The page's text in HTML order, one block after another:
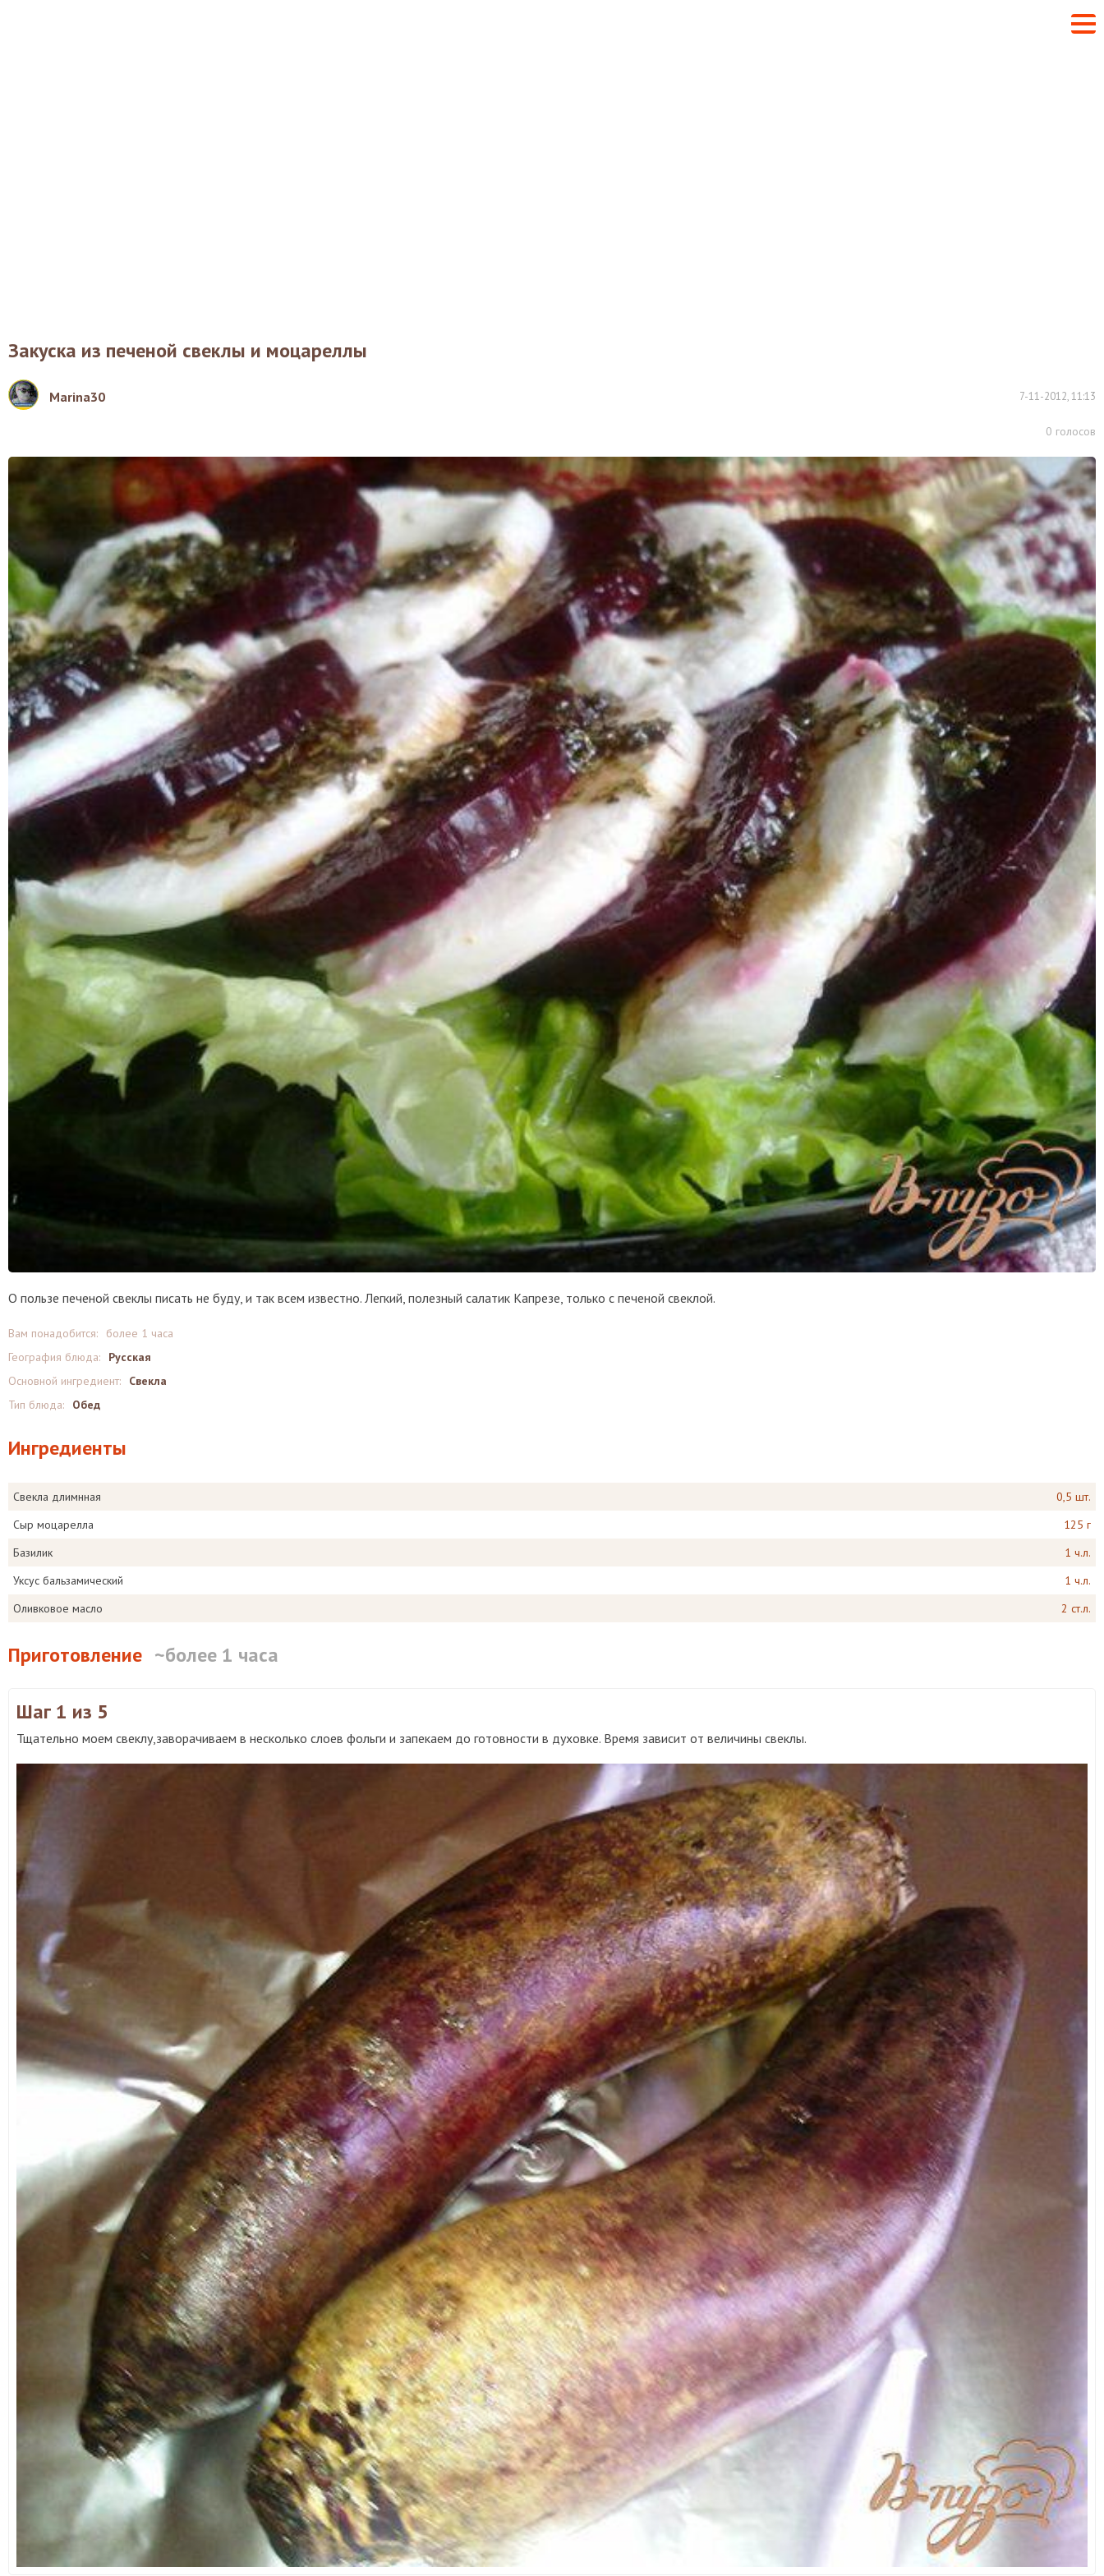
Закуска из печеной свеклы и моцареллы
Marina30 7-11-2012, 11:13
0 голосов
О пользе печеной свеклы писать не буду, и так всем известно. Легкий, полезный салатик Капрезе, только с печеной свеклой.
Вам понадобится:
более 1 часа
География блюда:
Русская
Основной ингредиент:
Свекла
Тип блюда:
Обед
Ингредиенты
Свекла длимнная
0,5 шт.
Сыр моцарелла
125 г
Базилик
1 ч.л.
Уксус бальзамический
1 ч.л.
Оливковое масло
2 ст.л.
Приготовление ~более 1 часа
Шаг 1 из 5
Тщательно моем свеклу,заворачиваем в несколько слоев фольги и запекаем до готовности в духовке. Время зависит от величины свеклы.